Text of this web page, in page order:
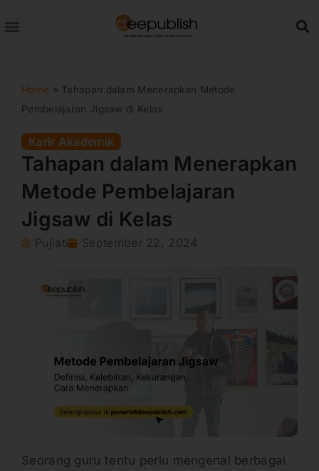
ke
Home » Tahapan dalam Menerapkan Metode
Pembelajaran Jigsaw di Kelas
Karir Akademik
Tahapan dalam Menerapkan
Metode Pembelajaran
Jigsaw di Kelas
Pujiati September 22, 2024
Seorang guru tentu perlu mengenal berbagai